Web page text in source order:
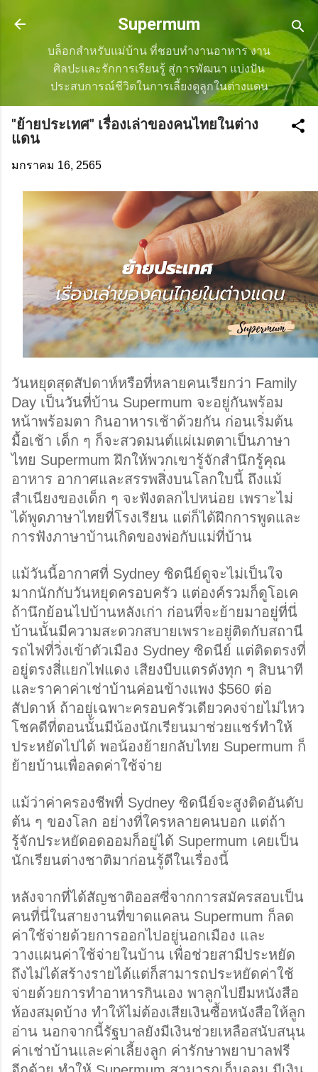
ข้ามไปที่เนื้อหาหลัก
Supermum
บล็อกสำหรับแม่บ้าน ที่ชอบทำงานอาหาร งาน
ศิลปะและรักการเรียนรู้ สู่การพัฒนา แบ่งปัน
ประสบการณ์ชีวิตในการเลี้ยงดูลูกในต่างแดน
"ย้ายประเทศ" เรื่องเล่าของคนไทยในต่าง
แดน
มกราคม 16, 2565
วันหยุดสุดสัปดาห์หรือที่หลายคนเรียกว่า Family
Day เป็นวันที่บ้าน Supermum จะอยู่กันพร้อม
หน้าพร้อมตา กินอาหารเช้าด้วยกัน ก่อนเริ่มต้น
มื้อเช้า เด็ก ๆ ก็จะสวดมนต์แผ่เมตตาเป็นภาษา
ไทย Supermum ฝึกให้พวกเขารู้จักสำนึกรู้คุณ
อาหาร อากาศและสรรพสิ่งบนโลกใบนี้ ถึงแม้
สำเนียงของเด็ก ๆ จะฟังตลกไปหน่อย เพราะไม่
ได้พูดภาษาไทยที่โรงเรียน แต่ก็ได้ฝึกการพูดและ
การฟังภาษาบ้านเกิดของพ่อกับแม่ที่บ้าน
แม้วันนี้อากาศที่ Sydney ซิดนีย์ดูจะไม่เป็นใจ
มากนักกับวันหยุดครอบครัว แต่องค์รวมก็ดูโอเค
ถ้านึกย้อนไปบ้านหลังเก่า ก่อนที่จะย้ายมาอยู่ที่นี่
บ้านนั้นมีความสะดวกสบายเพราะอยู่ติดกับสถานี
รถไฟที่วิ่งเข้าตัวเมือง Sydney ซิดนีย์ แต่ติดตรงที่
อยู่ตรงสี่แยกไฟแดง เสียงบีบแตรดังทุก ๆ สิบนาที
และราคาค่าเช่าบ้านค่อนข้างแพง $560 ต่อ
สัปดาห์ ถ้าอยู่เฉพาะครอบครัวเดียวคงจ่ายไม่ไหว
โชคดีที่ตอนนั้นมีน้องนักเรียนมาช่วยแชร์ทำให้
ประหยัดไปได้ พอน้องย้ายกลับไทย Supermum ก็
ย้ายบ้านเพื่อลดค่าใช้จ่าย
แม้ว่าค่าครองชีพที่ Sydney ซิดนีย์จะสูงติดอันดับ
ต้น ๆ ของโลก อย่างที่ใครหลายคนบอก แต่ถ้า
รู้จักประหยัดอดออมก็อยู่ได้ Supermum เคยเป็น
นักเรียนต่างชาติมาก่อนรู้ดีในเรื่องนี้
หลังจากที่ได้สัญชาติออสซี่จากการสมัครสอบเป็น
คนที่นี่ในสายงานที่ขาดแคลน Supermum ก็ลด
ค่าใช้จ่ายด้วยการออกไปอยู่นอกเมือง และ
วางแผนค่าใช้จ่ายในบ้าน เพื่อช่วยสามีประหยัด
ถึงไม่ได้สร้างรายได้แต่ก็สามารถประหยัดค่าใช้
จ่ายด้วยการทำอาหารกินเอง พาลูกไปยืมหนังสือ
ห้องสมุดบ้าง ทำให้ไม่ต้องเสียเงินซื้อหนังสือให้ลูก
อ่าน นอกจากนี้รัฐบาลยังมีเงินช่วยเหลือสนับสนุน
ค่าเช่าบ้านและค่าเลี้ยงลูก ค่ารักษาพยาบาลฟรี